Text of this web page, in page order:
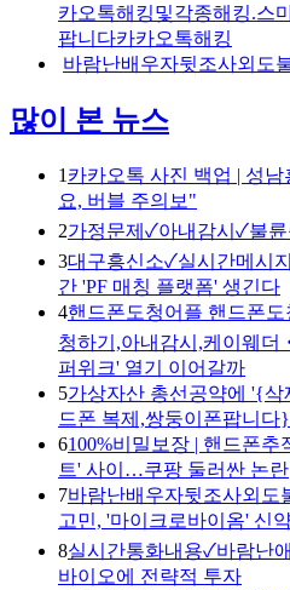
카오톡해킹및각종해킹.스
팝니다카카오톡해킹
바람난배우자뒷조사외도
많이 본 뉴스
1 카카오톡 사진 백업 | 성
요, 버블 주의보"
2가정문제✓아내감시✓불
3대구흥신소✓실시간메시
간 'PF 매칭 플랫폼' 생긴다
4핸드폰도청어플 핸드폰
청하기,아내감시,케이웨
퍼위크' 열기 이어갈까
5가상자산 총선공약에 '{삭
드폰 복제,쌍둥이폰팝니다
6100%비밀보장 | 핸드폰
트' 사이…쿠팡 둘러싼 논란
7바람난배우자뒷조사외도
고민, '마이크로바이옴' 신
8실시간통화내용✓바람난
바이오에 전략적 투자